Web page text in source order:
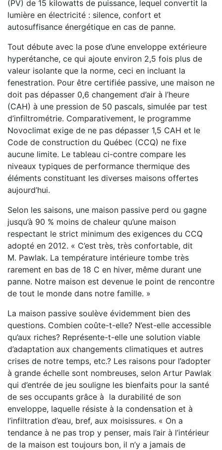
(PV) de 15 kilowatts de puissance, lequel convertit la
lumière en électricité : silence, confort et
autosuffisance énergétique en cas de panne.
Tout débute avec la pose d’une enveloppe extérieure
hyperétanche, ce qui ajoute environ 2,5 fois plus de
valeur isolante que la norme, ceci en incluant la
fenestration. Pour être certifiée passive, une maison ne
doit pas dépasser 0,6 changement d’air à l’heure
(CAH) à une pression de 50 pascals, simulée par test
d’infiltrométrie. Comparativement, le programme
Novoclimat exige de ne pas dépasser 1,5 CAH et le
Code de construction du Québec (CCQ) ne fixe
aucune limite. Le tableau ci-contre compare les
niveaux typiques de performance thermique des
éléments constituant les diverses maisons offertes
aujourd’hui.
Selon les saisons, une maison passive perd ou gagne
jusqu’à 90 % moins de chaleur qu’une maison
respectant le strict minimum des exigences du CCQ
adopté en 2012. « C’est très, très confortable, dit
M. Pawlak. La température intérieure tombe très
rarement en bas de 18 C en hiver, même durant une
panne. Notre maison est devenue le point de rencontre
de tout le monde dans notre famille. »
La maison passive soulève évidemment bien des
questions. Combien coûte-t-elle? N’est-elle accessible
qu’aux riches? Représente-t-elle une solution viable
d’adaptation aux changements climatiques et autres
crises de notre temps, etc.? Les raisons pour l’adopter
à grande échelle sont nombreuses, selon Artur Pawlak
qui d’entrée de jeu souligne les bienfaits pour la santé
de ses occupants grâce à la durabilité de son
enveloppe, laquelle résiste à la condensation et à
l’infiltration d’eau, bref, aux moisissures. « On a
tendance à ne pas trop y penser, mais l’air à l’intérieur
de la maison est toujours bon, il n’y a jamais de